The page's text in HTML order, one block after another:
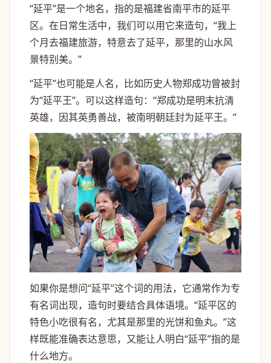
“延平”是一个地名，指的是福建省南平市的延平
区。在日常生活中，我们可以用它来造句，“我上
个月去福建旅游，特意去了延平，那里的山水风
景特别美。”
“延平”也可能是人名，比如历史人物郑成功曾被封
为“延平王”。可以这样造句：“郑成功是明末抗清
英雄，因其英勇善战，被南明朝廷封为延平王。”
如果你是想问“延平”这个词的用法，它通常作为专
有名词出现，造句时要结合具体语境。“延平区的
特色小吃很有名，尤其是那里的光饼和鱼丸。”这
样既能准确表达意思，又能让人明白“延平”指的是
什么地方。